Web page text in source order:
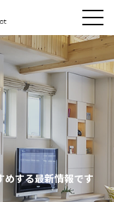
めする最新情報です